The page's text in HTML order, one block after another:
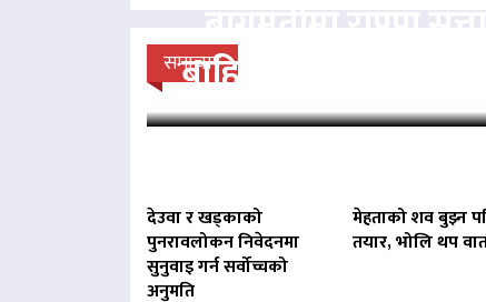
समाचार
बाहिर, बानियाँ सरकार
देउवा र खड्काको
पुनरावलोकन निवेदनमा
सुनुवाइ गर्न सर्वोच्चको
अनुमति
मेहताको शव बुझ्न
तयार, भोलि थप